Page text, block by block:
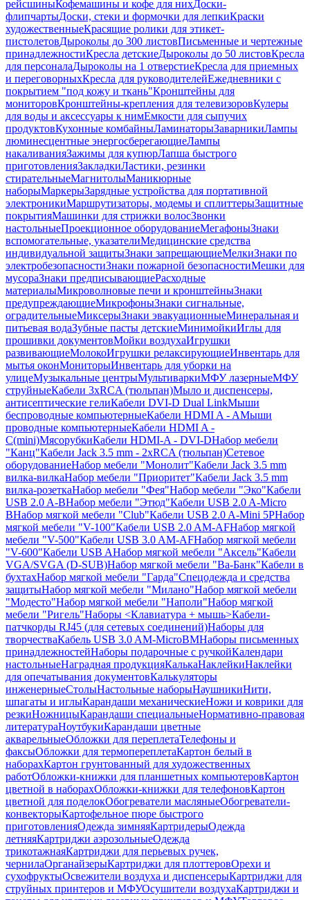
рейсшиныКофемашины и кофе для нихДоски-
флипчартыДоски, стеки и формочки для лепкиКраски
художественныеКрасящие ролики для этикет-
пистолетовДыроколы до 300 листовПисьменные и чертежные
принадлежностиКресла детскиеДыроколы до 50 листовКресла
для персоналаДыроколы на 1 отверстиеКресла для приемных
и переговорныхКресла для руководителейЕжедневники с
покрытием "под кожу и ткань"Кронштейны для
мониторовКронштейны-крепления для телевизоровКулеры
для воды и аксессуары к нимЕмкости для сыпучих
продуктовКухонные комбайныЛаминаторыЗаварникиЛампы
люминесцентные энергосберегающиеЛампы
накаливанияЗажимы для купюрЛапша быстрого
приготовленияЗакладкиЛастики, резинки
стирательныеМагнитолыМаникюрные
наборыМаркерыЗарядные устройства для портативной
электроникиМаршрутизаторы, модемы и сплиттерыЗащитные
покрытияМашинки для стрижки волосЗвонки
настольныеПроекционное оборудованиеМегафоныЗнаки
вспомогательные, указателиМедицинские средства
индивидуальной защитыЗнаки запрещающиеМелкиЗнаки по
электробезопасностиЗнаки пожарной безопасностиМешки для
мусораЗнаки предписывающиеРасходные
материалыМикроволновые печи и кронштейныЗнаки
предупреждающиеМикрофоныЗнаки сигнальные,
оградительныеМиксерыЗнаки эвакуационныеМинеральная и
питьевая водаЗубные пасты детскиеМинимойкиИглы для
прошивки документовМойки воздухаИгрушки
развивающиеМолокоИгрушки релаксирующиеИнвентарь для
мытья оконМониторыИнвентарь для уборки на
улицеМузыкальные центрыМультиваркиМФУ лазерныеМФУ
струйныеКабели 3xRCA (тюльпан)Мыло и диспенсеры,
антисептические гелиКабели DVI-D Dual LinkМыши
беспроводные компьютерныеКабели HDMI A - AМыши
проводные компьютерныеКабели HDMI A -
C(mini)МясорубкиКабели HDMI-A - DVI-DНабор мебели
"Канц"Кабели Jack 3.5 mm - 2xRCA (тюльпан)Сетевое
оборудованиеНабор мебели "Монолит"Кабели Jack 3.5 mm
вилка-вилкаНабор мебели "Приоритет"Кабели Jack 3.5 mm
вилка-розеткаНабор мебели "Фея"Набор мебели "Эко"Кабели
USB 2.0 A-BНабор мебели "Этюд"Кабели USB 2.0 A-Micro
BНабор мягкой мебели "Club"Кабели USB 2.0 A-Mini 5PНабор
мягкой мебели "V-100"Кабели USB 2.0 AM-AFНабор мягкой
мебели "V-500"Кабели USB 3.0 AM-AFНабор мягкой мебели
"V-600"Кабели USB AНабор мягкой мебели "Аксель"Кабели
VGA/SVGA (D-SUB)Набор мягкой мебели "Ва-Банк"Кабели в
бухтахНабор мягкой мебели "Гарда"Спецодежда и средства
защитыНабор мягкой мебели "Милано"Набор мягкой мебели
"Модесто"Набор мягкой мебели "Наполи"Набор мягкой
мебели "Ригель"Наборы <Клавиатура + мышь>Кабели-
патчкорды RJ45 (для сетевых соединений)Наборы для
творчестваКабель USB 3.0 AM-MicroBMНаборы письменных
принадлежностейНаборы подарочные с ручкойКалендари
настольныеНаградная продукцияКалькаНаклейкиНаклейки
для опечатывания документовКалькуляторы
инженерныеСтолыНастольные наборыНаушникиНити,
шпагаты и иглыКарандаши механическиеНожи и коврики для
резкиНожницыКарандаши специальныеНормативно-правовая
литератураНоутбукиКарандаши цветные
акварельныеОбложки для переплетаТелефоны и
факсыОбложки для термопереплетаКартон белый в
наборахКартон грунтованный для художественных
работОбложки-книжки для планшетных компьютеровКартон
цветной в наборахОбложки-книжки для телефоновКартон
цветной для поделокОбогреватели масляныеОбогреватели-
конвекторыКартофельное пюре быстрого
приготовленияОдежда зимняяКартридерыОдежда
летняяКартриджи аэрозольныеОдежда
трикотажнаяКартриджи для перьевых ручек,
чернилаОрганайзерыКартриджи для плоттеровОрехи и
сухофруктыОсвежители воздуха и диспенсерыКартриджи для
струйных принтеров и МФУОсушители воздухаКартриджи и